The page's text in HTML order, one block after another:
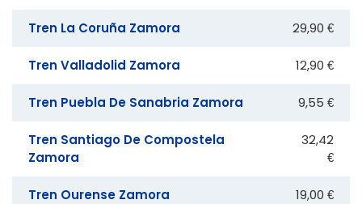
Tren La Coruña Zamora 29,90 €
Tren Valladolid Zamora 12,90 €
Tren Puebla De Sanabria Zamora 9,55 €
Tren Santiago De Compostela
Zamora
32,42
€
Tren Ourense Zamora 19,00 €